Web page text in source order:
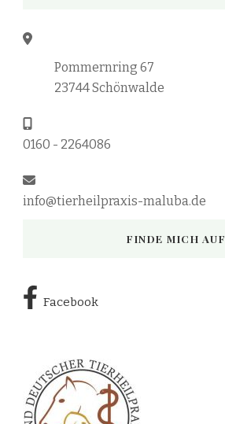
Pommernring 67
23744 Schönwalde
0160 - 2264086
info@tierheilpraxis-maluba.de
FINDE MICH AUF
Facebook